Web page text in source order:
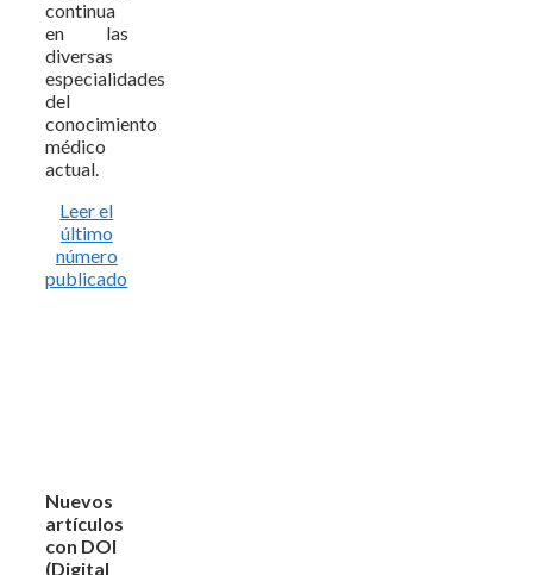
continua
en las
diversas
especialidades
del
conocimiento
médico
actual.
Leer el
último
número
publicado
Nuevos
artículos
con DOI
(Digital